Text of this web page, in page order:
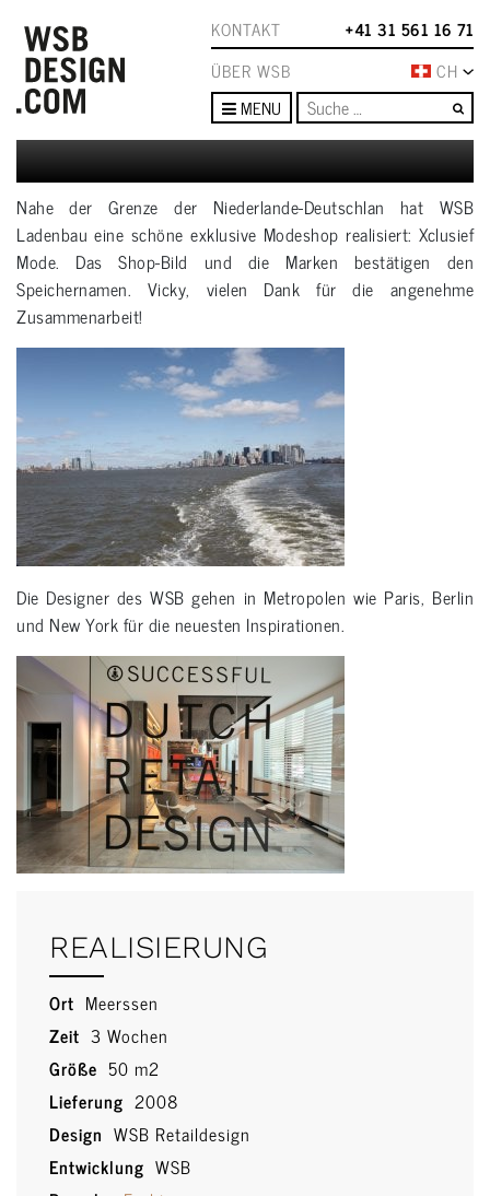
KONTAKT
+41 31 561 16 71
ÜBER WSB
CH
MENU
Nahe der Grenze der Niederlande-Deutschlan hat WSB
Ladenbau eine schöne exklusive Modeshop realisiert: Xclusief
Mode. Das Shop-Bild und die Marken bestätigen den
Speichernamen. Vicky, vielen Dank für die angenehme
Zusammenarbeit!
Die Designer des WSB gehen in Metropolen wie Paris, Berlin
und New York für die neuesten Inspirationen.
REALISIERUNG
Ort Meerssen
Zeit 3 Wochen
Größe 50 m2
Lieferung 2008
Design WSB Retaildesign
Entwicklung WSB